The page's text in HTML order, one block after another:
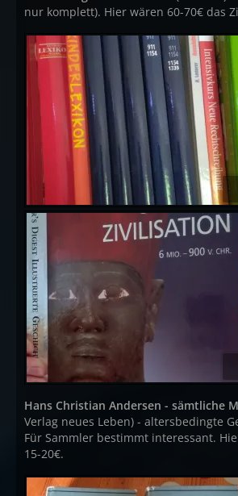
nur komplett). Hier wären 60-70€ das
Hans Christian Andersen - sämtliche
Verlag neues Leben) - altersbedingte
Für Sammler bestimmt interessant.
15-20€.